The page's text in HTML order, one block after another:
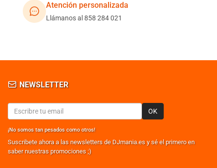
Atención personalizada
Llámanos al 858 284 021
NEWSLETTER
OK
¡No somos tan pesados como otros!
Suscribete ahora a las newsletters de DJmania.es y sé el primero en
saber nuestras promociones ;)